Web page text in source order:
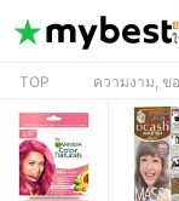
TOP ความงาม, ข